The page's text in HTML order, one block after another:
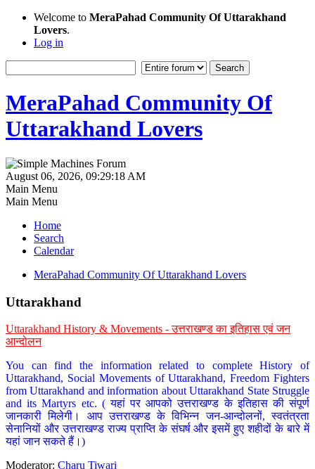
Welcome to MeraPahad Community Of Uttarakhand
Lovers.
Log in
MeraPahad Community Of
Uttarakhand Lovers
August 06, 2026, 09:29:18 AM
Main Menu
Main Menu
Home
Search
Calendar
MeraPahad Community Of Uttarakhand Lovers
Uttarakhand
Uttarakhand History & Movements - उत्तराखण्ड का इतिहास एवं जन
आन्दोलन
You can find the information related to complete History of
Uttarakhand, Social Movements of Uttarakhand, Freedom Fighters
from Uttarakhand and information about Uttarakhand State Struggle
and its Martyrs etc. ( यहां पर आपको उत्तराखण्ड के इतिहास की संपूर्ण
जानकारी मिलेगी। आप उत्तराखण्ड के विभिन्न जन-आन्दोलनों, स्वतंत्रता
सेनानियों और उत्तराखण्ड राज्य प्राप्ति के संघर्ष और इसमें हुए शहीदों के बारे में
यहां जान सकते हैं।)
Moderator: Charu Tiwari